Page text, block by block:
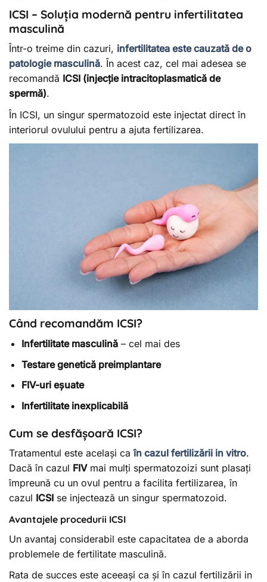
ICSI – Soluția modernă pentru infertilitatea
masculină
Într-o treime din cazuri, infertilitatea este cauzată de o
patologie masculină. În acest caz, cel mai adesea se
recomandă ICSI (injecție intracitoplasmatică de
spermă).
În ICSI, un singur spermatozoid este injectat direct în
interiorul ovulului pentru a ajuta fertilizarea.
Când recomandăm ICSI?
Infertilitate masculină– cel mai des
Testare genetică preimplantare
FIV-uri eșuate
Infertilitate inexplicabilă
Cum se desfășoară ICSI?
Tratamentul este același caîn cazul fertilizării in vitro.
Dacă în cazul FIVmai mulți spermatozoizi sunt plasați
împreună cu un ovul pentru a facilita fertilizarea, în
cazul ICSI se injectează un singur spermatozoid.
Avantajele procedurii ICSI
Un avantaj considerabil este capacitatea de a aborda
problemele de fertilitate masculină.
Rata de succes este aceeași ca și în cazul fertilizării in